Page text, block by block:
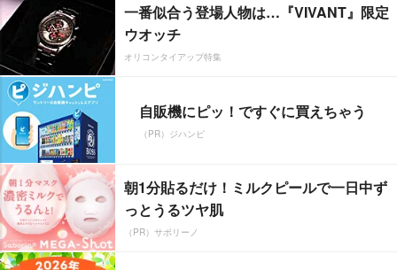
一番似合う登場人物は…『VIVANT』限定
ウオッチ
オリコンタイアップ特集
自販機にピッ！ですぐに買えちゃう
（PR）ジハンピ
朝1分貼るだけ！ミルクピールで一日中ず
っとうるツヤ肌
（PR）サボリーノ